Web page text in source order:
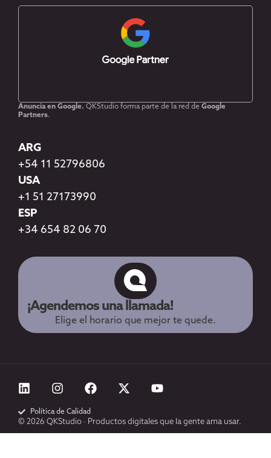
Anuncia en Google. QKStudio forma parte de la red de Google
Partners.
ARG
+54 11 52796806
USA
+1 51 27173990
ESP
+34 654 82 06 70
¡Agendemos una llamada!
Elige el horario que mejor te quede.
© 2026 QKStudio · Productos digitales que la gente ama usar.
Política de Calidad